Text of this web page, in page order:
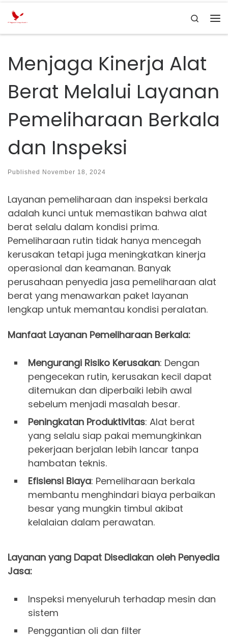
Skip to content
Search
Menjaga Kinerja Alat
Berat Melalui Layanan
Pemeliharaan Berkala
dan Inspeksi
Published November 18, 2024
Layanan pemeliharaan dan inspeksi berkala
adalah kunci untuk memastikan bahwa alat
berat selalu dalam kondisi prima.
Pemeliharaan rutin tidak hanya mencegah
kerusakan tetapi juga meningkatkan kinerja
operasional dan keamanan. Banyak
perusahaan penyedia jasa pemeliharaan alat
berat yang menawarkan paket layanan
lengkap untuk memantau kondisi peralatan.
Manfaat Layanan Pemeliharaan Berkala:
Mengurangi Risiko Kerusakan: Dengan
pengecekan rutin, kerusakan kecil dapat
ditemukan dan diperbaiki lebih awal
sebelum menjadi masalah besar.
Peningkatan Produktivitas: Alat berat
yang selalu siap pakai memungkinkan
pekerjaan berjalan lebih lancar tanpa
hambatan teknis.
Efisiensi Biaya: Pemeliharaan berkala
membantu menghindari biaya perbaikan
besar yang mungkin timbul akibat
kelalaian dalam perawatan.
Layanan yang Dapat Disediakan oleh Penyedia
Jasa:
Inspeksi menyeluruh terhadap mesin dan
sistem
Penggantian oli dan filter